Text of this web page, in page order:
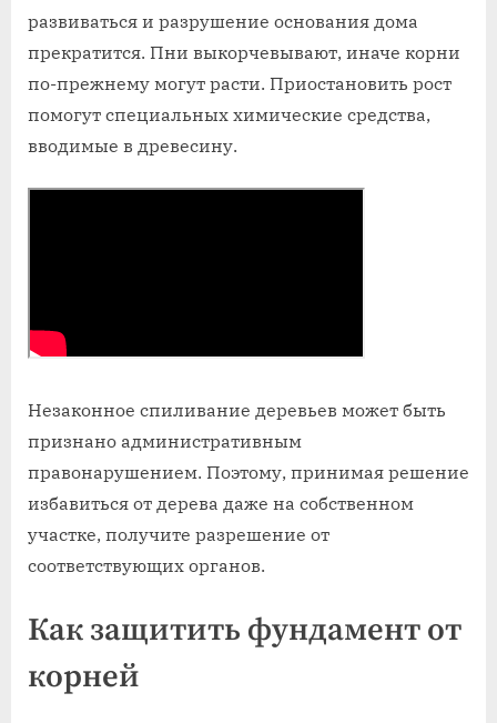
развиваться и разрушение основания дома
прекратится. Пни выкорчевывают, иначе корни
по-прежнему могут расти. Приостановить рост
помогут специальных химические средства,
вводимые в древесину.
Незаконное спиливание деревьев может быть
признано административным
правонарушением. Поэтому, принимая решение
избавиться от дерева даже на собственном
участке, получите разрешение от
соответствующих органов.
Как защитить фундамент от
корней